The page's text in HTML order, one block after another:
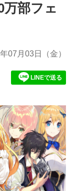
万部フェ
07月03日 （金）
LINEで送る